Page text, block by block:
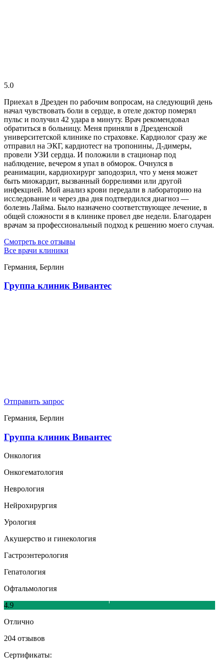
5.0
Приехал в Дрезден по рабочим вопросам, на следующий день
начал чувствовать боли в сердце, в отеле доктор померял
пульс и получил 42 удара в минуту. Врач рекомендовал
обратиться в больницу. Меня приняли в Дрезденской
университетской клинике по страховке. Кардиолог сразу же
отправил на ЭКГ, кардиотест на тропонины, Д-димеры,
провели УЗИ сердца. И положили в стационар под
наблюдение, вечером я упал в обморок. Очнулся в
реанимации, кардиохирург заподозрил, что у меня может
быть миокардит, вызванный боррелиями или другой
инфекцией. Мой анализ крови передали в лабораторию на
исследование и через два дня подтвердился диагноз —
болезнь Лайма. Было назначено соответствующее лечение, в
общей сложности я в клинике провел две недели. Благодарен
врачам за профессиональный подход к решению моего случая.
Смотреть все отзывы
Все врачи клиники
Германия, Берлин
Группа клиник Вивантес
Отправить запрос
Германия, Берлин
Группа клиник Вивантес
Онкология
Онкогематология
Неврология
Нейрохирургия
Урология
Акушерство и гинекология
Гастроэнтерология
Гепатология
Офтальмология
4.9
Отлично
204 отзывов
Сертификаты: